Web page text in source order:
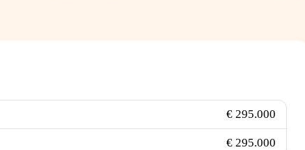
€ 295.000
€ 295.000